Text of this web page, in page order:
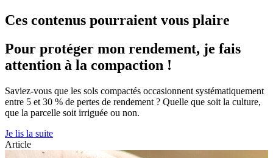
Ces contenus pourraient vous plaire
Pour protéger mon rendement, je fais
attention à la compaction !
Saviez-vous que les sols compactés occasionnent systématiquement
entre 5 et 30 % de pertes de rendement ? Quelle que soit la culture,
que la parcelle soit irriguée ou non.
Je lis la suite
Article